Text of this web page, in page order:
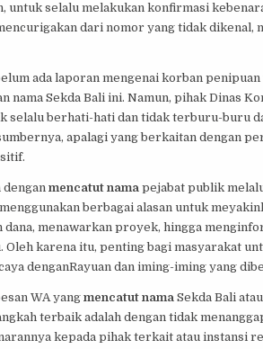
untuk selalu melakukan konfirmasi
dari nomor yang tidak dikenal,
ada laporan mengenai korban
nama Sekda Bali ini. Namun, pihak Dinas
selalu berhati-hati dan tidak terburu-buru
apalagi yang berkaitan dengan
mencatut namapejabat publik
berbagai alasan untuk
dana, menawarkan proyek, hingga
Oleh karena itu, penting bagi masyarakat
denganRayuan dan iming-iming yang
WA yang mencatut namaSekda Bali
terbaik adalah dengan tidak
kepada pihak terkait atau instansi